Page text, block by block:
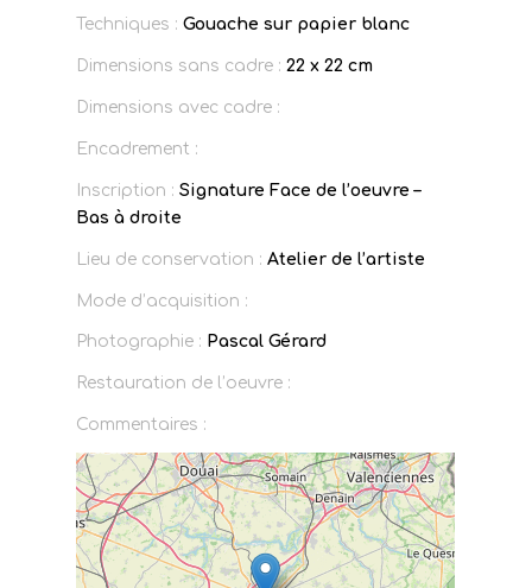
Techniques : Gouache sur papier blanc
Dimensions sans cadre : 22 x 22 cm
Dimensions avec cadre :
Encadrement :
Inscription : Signature Face de l’oeuvre –
Bas à droite
Lieu de conservation : Atelier de l’artiste
Mode d’acquisition :
Photographie : Pascal Gérard
Restauration de l’oeuvre :
Commentaires :